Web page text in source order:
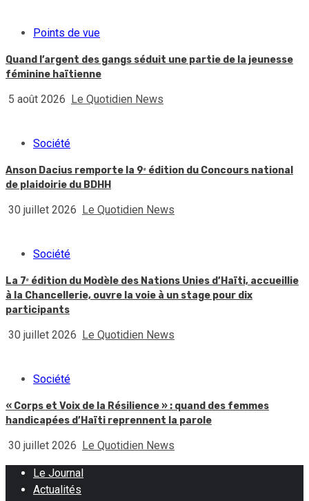
Points de vue
Quand l’argent des gangs séduit une partie de la jeunesse
féminine haïtienne
5 août 2026 Le Quotidien News
Société
Anson Dacius remporte la 9ᵉ édition du Concours national
de plaidoirie du BDHH
30 juillet 2026 Le Quotidien News
Société
La 7ᵉ édition du Modèle des Nations Unies d’Haïti, accueillie
à la Chancellerie, ouvre la voie à un stage pour dix
participants
30 juillet 2026 Le Quotidien News
Société
« Corps et Voix de la Résilience » : quand des femmes
handicapées d’Haïti reprennent la parole
30 juillet 2026 Le Quotidien News
Le Journal
Actualités